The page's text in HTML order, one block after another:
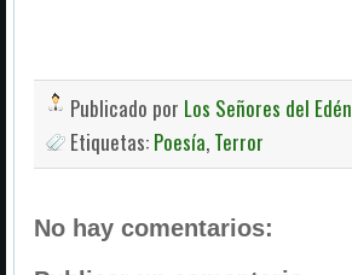
Publicado por Los Señores del Edén
Etiquetas: Poesía, Terror
No hay comentarios: